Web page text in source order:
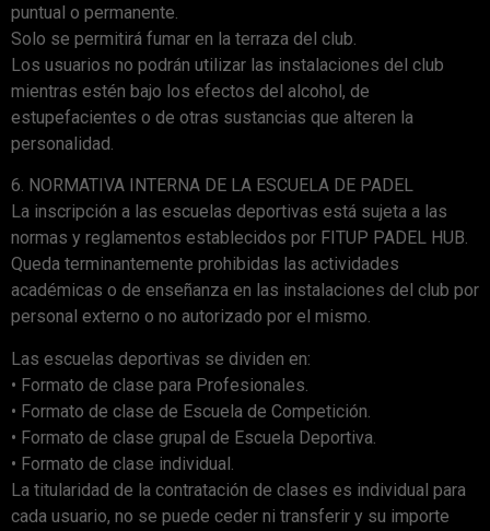
puntual o permanente.
Solo se permitirá fumar en la terraza del club.
Los usuarios no podrán utilizar las instalaciones del club
mientras estén bajo los efectos del alcohol, de
estupefacientes o de otras sustancias que alteren la
personalidad.
6. NORMATIVA INTERNA DE LA ESCUELA DE PADEL
La inscripción a las escuelas deportivas está sujeta a las
normas y reglamentos establecidos por FITUP PADEL HUB.
Queda terminantemente prohibidas las actividades
académicas o de enseñanza en las instalaciones del club por
personal externo o no autorizado por el mismo.
Las escuelas deportivas se dividen en:
• Formato de clase para Profesionales.
• Formato de clase de Escuela de Competición.
• Formato de clase grupal de Escuela Deportiva.
• Formato de clase individual.
La titularidad de la contratación de clases es individual para
cada usuario, no se puede ceder ni transferir y su importe